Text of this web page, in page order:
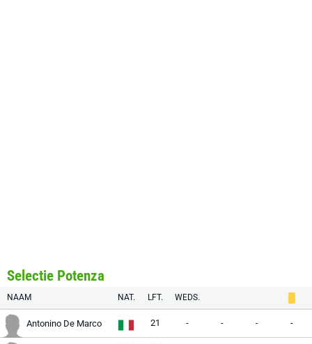
Selectie Potenza
NAAM NAT. LFT. WEDS.
Antonino De Marco 21 - - - -